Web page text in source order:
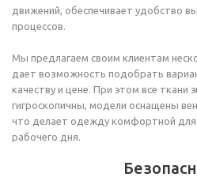
движений, обеспечивает удобство
процессов.
Мы предлагаем своим клиентам
дает возможность подобрать
качеству и цене. При этом все ткани
гигроскопичны, модели оснащены
что делает одежду комфортной для
рабочего дня.